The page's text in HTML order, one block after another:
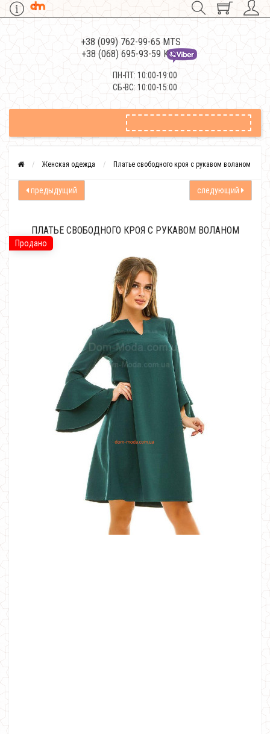
+38 (099) 762-99-65 MTS
+38 (068) 695-93-59 Kievstar
ПН-ПТ: 10:00-19:00
СБ-ВС: 10:00-15:00
Женская одежда Платье свободного кроя с рукавом воланом
предыдущий следующий
Продано
ПЛАТЬЕ СВОБОДНОГО КРОЯ С РУКАВОМ ВОЛАНОМ